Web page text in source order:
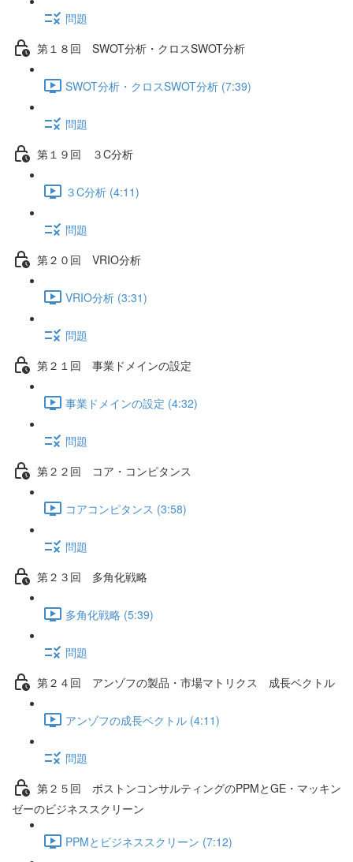
問題
第１８回 SWOT分析・クロスSWOT分析
SWOT分析・クロスSWOT分析 (7:39)
問題
第１９回 ３C分析
３C分析 (4:11)
問題
第２０回 VRIO分析
VRIO分析 (3:31)
問題
第２１回 事業ドメインの設定
事業ドメインの設定 (4:32)
問題
第２２回 コア・コンピタンス
コアコンピタンス (3:58)
問題
第２３回 多角化戦略
多角化戦略 (5:39)
問題
第２４回 アンゾフの製品・市場マトリクス 成長ベクトル
アンゾフの成長ベクトル (4:11)
問題
第２５回 ボストンコンサルティングのPPMとGE・マッキン
ゼーのビジネススクリーン
PPMとビジネススクリーン (7:12)